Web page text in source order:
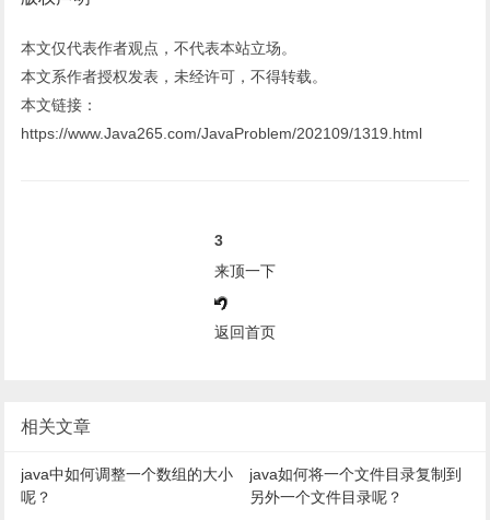
本文仅代表作者观点，不代表本站立场。
本文系作者授权发表，未经许可，不得转载。
本文链接：
https://www.Java265.com/JavaProblem/202109/1319.html
3
来顶一下
返回首页
相关文章
java中如何调整一个数组的大小
呢？
java如何将一个文件目录复制到
另外一个文件目录呢？